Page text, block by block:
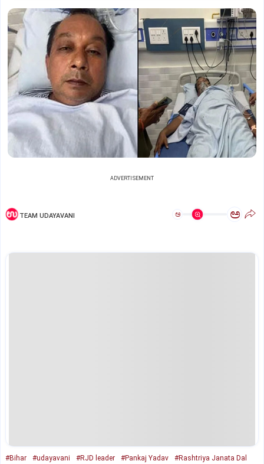
ADVERTISEMENT
TEAM UDAYAVANI ಅ ಅ
#Bihar #udayavani #RJD leader #Pankaj Yadav #Rashtriya Janata Dal